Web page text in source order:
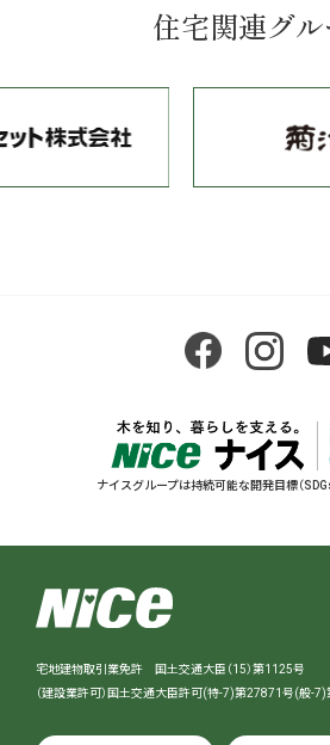
住宅関連グ
ナイスグループは持続可能な開発目標（
宅地建物取引業免許 国土交通大臣（15）第1125号
（建設業許可）国土交通大臣許可(特-7)第27871号(般-